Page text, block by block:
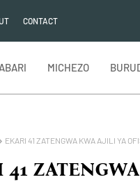
CONTACT
MICHEZO
EKARI 41 ZATENGWA KWA AJILI YA
41